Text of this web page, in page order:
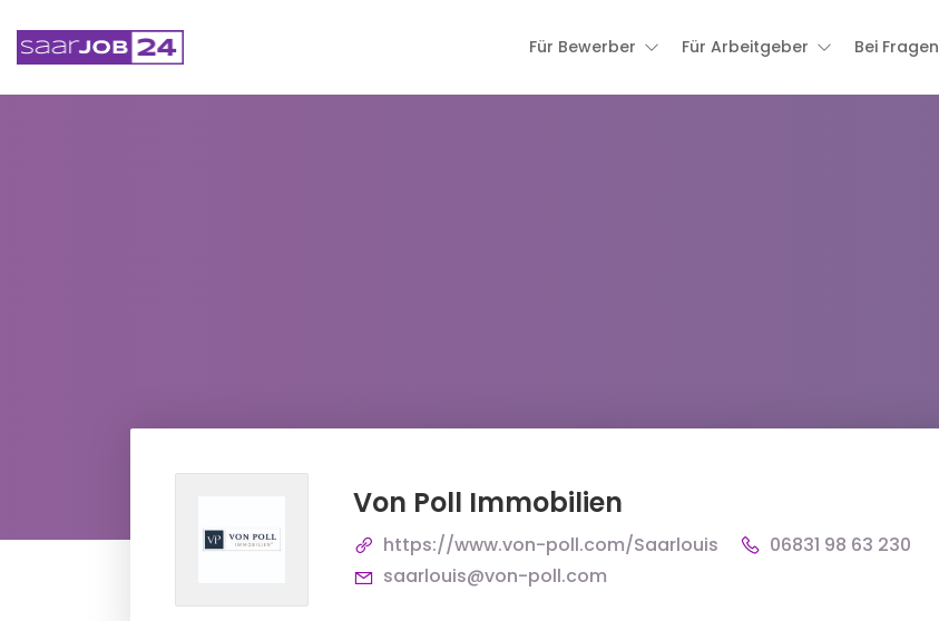
Für Bewerber Für Arbeitgeber Bei Fragen
Von Poll Immobilien
https://www.von-poll.com/Saarlouis
06831 98 63 230
saarlouis@von-poll.com